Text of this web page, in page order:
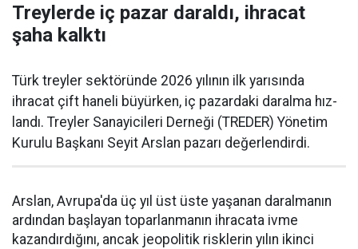
Treylerde iç pazar daraldı, ihracat
şaha kalktı
Türk treyler sektöründe 2026 yılının ilk yarısın­da
ihracat çift haneli bü­yürken, iç pazardaki daralma hız­
landı. Treyler Sanayicileri Der­neği (TREDER) Yönetim
Kurulu Başkanı Seyit Arslan pazarı değerlendirdi.
Arslan, Avrupa'da üç yıl üst üste yaşanan daralma­nın
ardından başlayan toparlan­manın ihracata ivme
kazandır­dığını, ancak jeopolitik riskle­rin yılın ikinci